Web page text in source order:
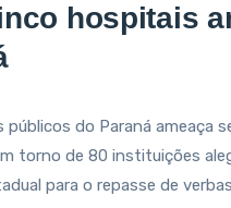
hospitais
do Paraná ameaça
torno de 80 instituições
para o repasse de